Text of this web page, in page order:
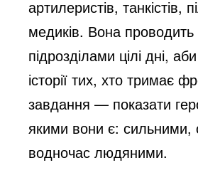
артилеристів, танкістів,
медиків. Вона проводить
підрозділами цілі дні,
історії тих, хто тримає
завдання — показати
якими вони є: сильними,
водночас людяними.